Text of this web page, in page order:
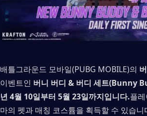
배틀그라운드 모바일(PUBG MOBILE)의
이벤트인 버니 버디 & 버디 세트(Bunny
년 4월 10일부터 5월 23일까지입니다.플
마의 펫과 매칭 코스튬을 획득할 수 있습니